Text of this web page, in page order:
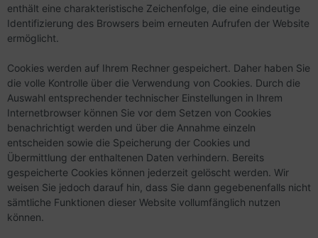
enthält eine charakteristische Zeichenfolge, die eine eindeutige
Identifizierung des Browsers beim erneuten Aufrufen der Website
ermöglicht.
Cookies werden auf Ihrem Rechner gespeichert. Daher haben Sie
die volle Kontrolle über die Verwendung von Cookies. Durch die
Auswahl entsprechender technischer Einstellungen in Ihrem
Internetbrowser können Sie vor dem Setzen von Cookies
benachrichtigt werden und über die Annahme einzeln
entscheiden sowie die Speicherung der Cookies und
Übermittlung der enthaltenen Daten verhindern. Bereits
gespeicherte Cookies können jederzeit gelöscht werden. Wir
weisen Sie jedoch darauf hin, dass Sie dann gegebenenfalls nicht
sämtliche Funktionen dieser Website vollumfänglich nutzen
können.